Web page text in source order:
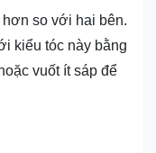
so với hai bên.
kiểu tóc này bằng
vuốt ít sáp để